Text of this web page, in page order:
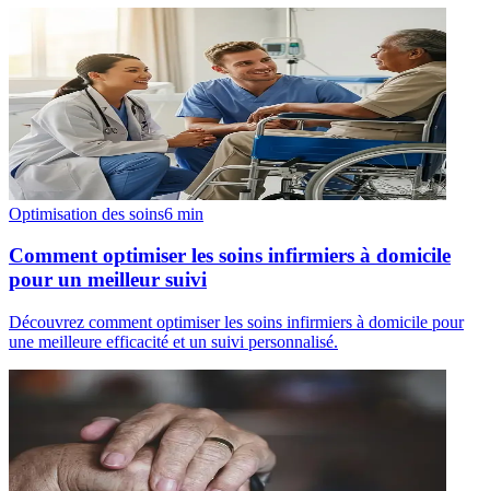
Optimisation des soins6 min
Comment optimiser les soins infirmiers à domicile
pour un meilleur suivi
Découvrez comment optimiser les soins infirmiers à domicile pour
une meilleure efficacité et un suivi personnalisé.